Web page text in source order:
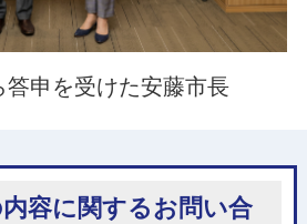
申を受けた安藤市長
容に関するお問い合